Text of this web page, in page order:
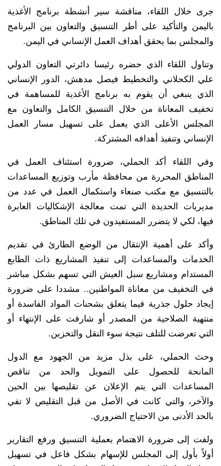
جرى خلال اللقاء، مناقشة سير أنشطة برنامج الأغذية
باليمن والتأكيد على أطر التنسيق والتعاون بين البرنامج
والمجلس بما يحقق أهداف العمل الإنساني في اليمن.
وتناول اللقاء الذي حضره رئيسا دائرتي التعاون الدولي
علي الكحلاني والتخطيط فيصل مدهش، الدور الإنساني
الذي ينبغي أن يقوم به برنامج الأغذية للمساهمة في
تخفيف المعاناة من خلال التنسيق الكامل والتعاون مع
المجلس الأعلى الذي يعمل على تسهيل مسار العمل
الإنساني وتنفيذ أهدافه المشتركة.
وفي اللقاء أكد الحملي، ضرورة استئناف العمل في
المناطق المحررة من محافظة مأرب وتوزيع المساعدات
بالتنسيق مع مكتب صنعاء واستكمال العمل في عدد من
مديريات الحديدة التي تمت معالجة الإشكاليات العابرة
فيها، لكي لا يتضرر المستفيدون في تلك المناطق.
وأكد على أهمية الإنتقال من الوضع الطارئ في تقديم
الخدمات والمساعدات إلى تنفيذ المشاريع ذات الطابع
المستدام ومشاريع سبل العيش التي تسهم بشكل مباشر
في التخفيف من معاناة المواطنين.. مشددا على ضرورة
إيجاد حلول جذرية فيما يتعلق بشحنات المواد الفاسدة أو
منتهية الصلاحية من المصدر أو شارفت على الإنتهاء أو
التي تعرضت للتلف نتيجة سوء النقل والتخزين.
وحث الحملي، على بذل مزيد من الجهود مع الدول
المانحة للحصول على التمويل والحد من تناقص
المساعدات التي يتم الإعلان عن تقليصها بين الحين
والآخر، والتي كانت في الأصل من قبل التقليص لا تفي
بالحد الأدنى من الاحتياج الضروري.
ولفت إلى ضرورة الاهتمام بعملية التنسيق ورفع التقارير
أولاً بأول إلى المجلس للإسهام بشكل فاعل في تسهيل